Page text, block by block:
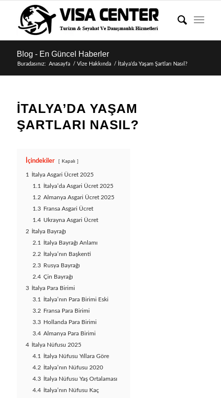
Blog - En Güncel Haberler
Buradasınız: Anasayfa / Vize Hakkında / İtalya’da Yaşam Şartları Nasıl?
İTALYA’DA YAŞAM
ŞARTLARI NASIL?
İçindekiler Kapalı
1 İtalya Asgari Ücret 2025
1.1 İtalya’da Asgari Ücret 2025
1.2 Almanya Asgari Ücret 2025
1.3 Fransa Asgari Ücret
1.4 Ukrayna Asgari Ücret
2 İtalya Bayrağı
2.1 İtalya Bayrağı Anlamı
2.2 İtalya’nın Başkenti
2.3 Rusya Bayrağı
2.4 Çin Bayrağı
3 İtalya Para Birimi
3.1 İtalya’nın Para Birimi Eski
3.2 Fransa Para Birimi
3.3 Hollanda Para Birimi
3.4 Almanya Para Birimi
4 İtalya Nüfusu 2025
4.1 İtalya Nüfusu Yıllara Göre
4.2 İtalya’nın Nüfusu 2020
4.3 İtalya Nüfusu Yaş Ortalaması
4.4 İtalya’nın Nüfusu Kaç